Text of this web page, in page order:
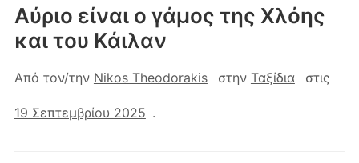
Αύριο είναι ο γάμος της Χλόης
και του Κάιλαν
Από τον/την Nikos Theodorakis στην Ταξίδια στις
19 Σεπτεμβρίου 2025 .